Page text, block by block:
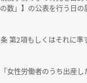
数」】の公表を行う日
第2項もしくはそれに
女性労働者のうち出産